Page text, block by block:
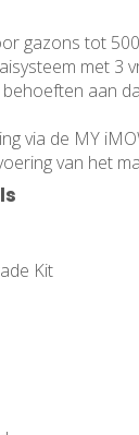
gazons tot
met 3
aan
via de MY
van het
Kit